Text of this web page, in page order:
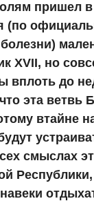
пришел в
(по
XVII, но
вплоть до
эта ветвь
втайне
смыслах